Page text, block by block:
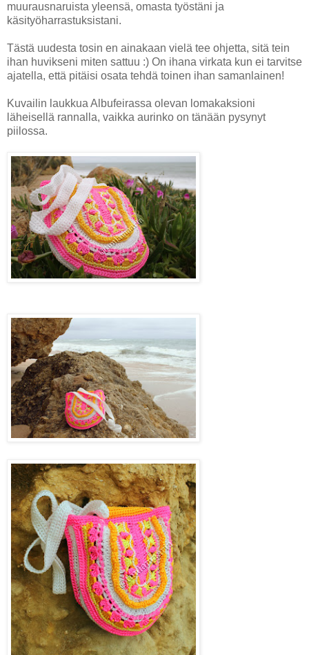
muurausnaruista yleensä, omasta työstäni ja
käsityöharrastuksistani.
Tästä uudesta tosin en ainakaan vielä tee ohjetta, sitä tein
ihan huvikseni miten sattuu :) On ihana virkata kun ei tarvitse
ajatella, että pitäisi osata tehdä toinen ihan samanlainen!
Kuvailin laukkua Albufeirassa olevan lomakaksioni
läheisellä rannalla, vaikka aurinko on tänään pysynyt
piilossa.